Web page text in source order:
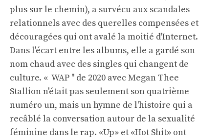
plus sur le chemin), a survécu aux scandales
relationnels avec des querelles compensées et
découragées qui ont avalé la moitié d'Internet.
Dans l'écart entre les albums, elle a gardé son
nom chaud avec des singles qui changent de
culture. « WAP '' de 2020 avec Megan Thee
Stallion n'était pas seulement son quatrième
numéro un, mais un hymne de l'histoire qui a
recâblé la conversation autour de la sexualité
féminine dans le rap. «Up» et «Hot Shit» ont